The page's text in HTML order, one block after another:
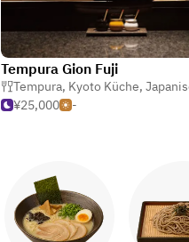
,Sake-Bar
Tempura Gion Fuji
Tempura, Kyoto Küche,
¥25,000
-